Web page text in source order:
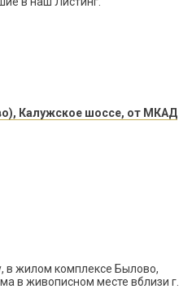
Калужское шоссе, от МКАД
в жилом комплексе Былово,
в живописном месте вблизи г.